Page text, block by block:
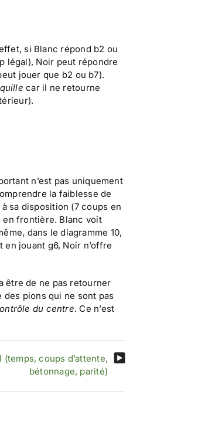
si Blanc répond b2 ou
légal), Noir peut répondre
jouer que b2 ou b7).
car il ne retourne
n’est pas uniquement
la faiblesse de
sa disposition (7 coups en
en frontière. Blanc voit
dans le diagramme 10,
jouant g6, Noir n’offre
être de ne pas retourner
pions qui ne sont pas
du centre. Ce n’est
(temps, coups d’attente,
bétonnage, parité)